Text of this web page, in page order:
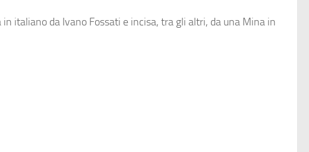
italiano da Ivano Fossati e incisa, tra gli altri, da una Mina in